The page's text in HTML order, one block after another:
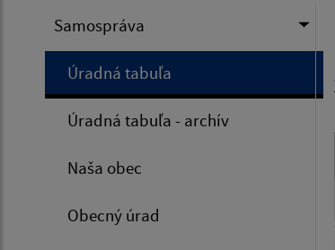
Samospráva
Úradná tabuľa
Úradná tabuľa - archív
Naša obec
Obecný úrad